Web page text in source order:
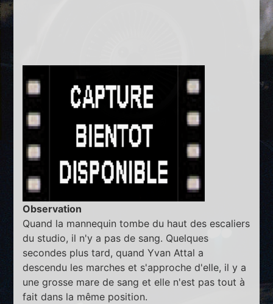
Observation
Quand la mannequin tombe du haut des escaliers
du studio, il n'y a pas de sang. Quelques
secondes plus tard, quand Yvan Attal a
descendu les marches et s'approche d'elle, il y a
une grosse mare de sang et elle n'est pas tout à
fait dans la même position.